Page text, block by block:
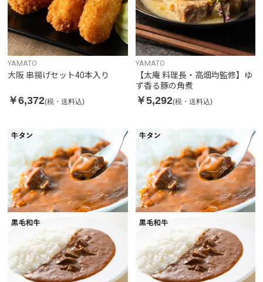
YAMATO
大阪 串揚げセット40本入り
￥6,372(税・送料込)
YAMATO
【太庵 料理長・高畑均監修】ゆ
ず香る豚の角煮
￥5,292(税・送料込)